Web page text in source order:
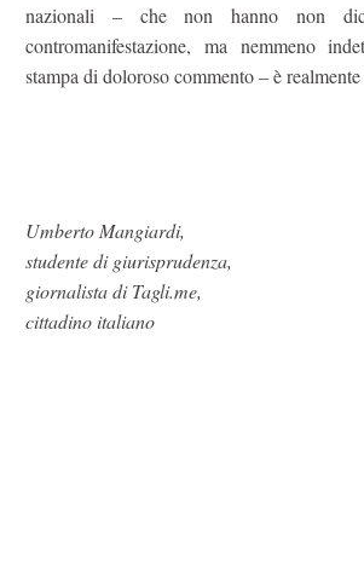
nazionali – che non hanno non
contromanifestazione, ma nemmeno
stampa di doloroso commento – è realmente
Umberto Mangiardi,
studente di giurisprudenza,
giornalista di Tagli.me,
cittadino italiano